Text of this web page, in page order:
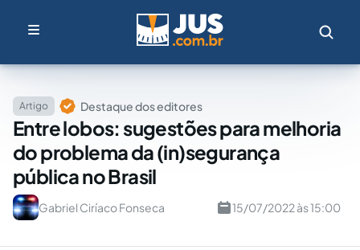
Artigo Destaque dos editores
Entre lobos: sugestões para melhoria
do problema da (in)segurança
pública no Brasil
Gabriel Ciríaco Fonseca 15/07/2022 às 15:00